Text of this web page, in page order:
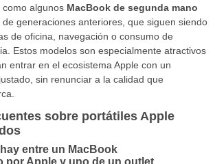
algunos MacBook de segunda mano
de generaciones anteriores, que siguen siendo
de oficina, navegación o consumo de
Estos modelos son especialmente atractivos
entrar en el ecosistema Apple con un
sin renunciar a la calidad que
sobre portátiles Apple
entre un MacBook
por Apple y uno de un outlet